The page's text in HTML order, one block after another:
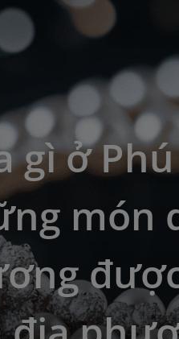
gì ở
món